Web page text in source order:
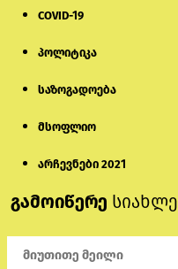
COVID-19
პოლიტიკა
საზოგადოება
მსოფლიო
არჩევნები 2021
გამოიწერე სიახლე